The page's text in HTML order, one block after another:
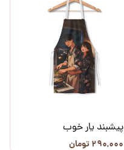
پیشبند یار خوب
۲۹۰,۰۰۰ تومان